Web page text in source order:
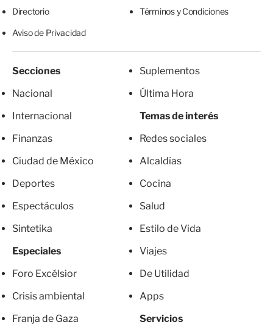
Directorio Términos y Condiciones
Aviso de Privacidad
Secciones
Nacional
Internacional
Finanzas
Ciudad de México
Deportes
Espectáculos
Sintetika
Especiales
Foro Excélsior
Crisis ambiental
Franja de Gaza
Suplementos
Última Hora
Temas de interés
Redes sociales
Alcaldías
Cocina
Salud
Estilo de Vida
Viajes
De Utilidad
Apps
Servicios